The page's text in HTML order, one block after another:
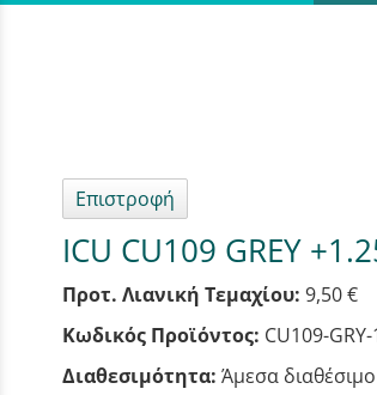
Επιστροφή
ICU CU109 GREY
Προτ. Λιανική Τεμαχίου: 9,50 €
Κωδικός Προϊόντος: CU109-
Διαθεσιμότητα: Άμεσα διαθέσιμο